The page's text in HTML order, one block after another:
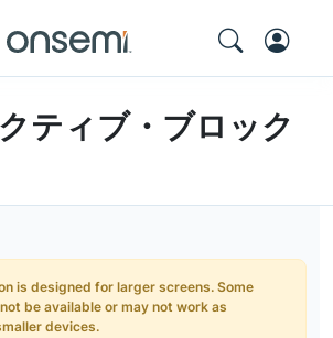
ティブ・ブロック
is designed for larger screens. Some
be available or may not work as
devices.